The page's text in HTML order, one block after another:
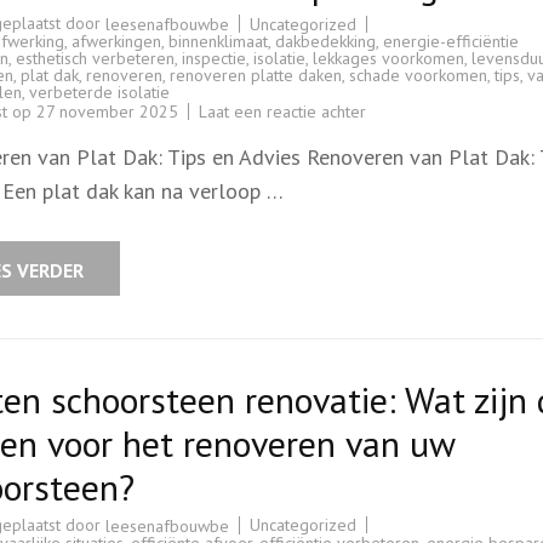
door leesenafbouwbe
Uncategorized
, afwerkingen, binnenklimaat, dakbedekking, energie-efficiëntie
, esthetisch verbeteren, inspectie, isolatie, lekkages voorkomen,
, plat dak, renoveren, renoveren platte daken, schade voorkomen,tips,
, verbeterde isolatie
op 27 november 2025 Laat een reactie achterop
het
van Plat Dak: Tips en Advies Renoveren van Plat Dak:
plat dak kan na verloop …
VERDER
schoorsteen renovatie: Wat zijn
voor het renoveren van uw
door leesenafbouwbe
Uncategorized